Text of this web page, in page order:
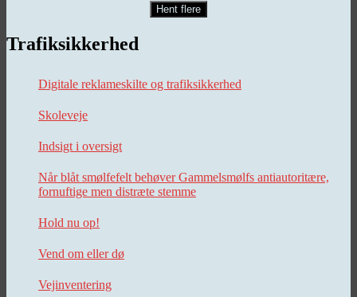
Hent flere
Trafiksikkerhed
Digitale reklameskilte og trafiksikkerhed
Skoleveje
Indsigt i oversigt
Når blåt smølfefelt behøver Gammelsmølfs antiautoritære,
fornuftige men distræte stemme
Hold nu op!
Vend om eller dø
Vejinventering